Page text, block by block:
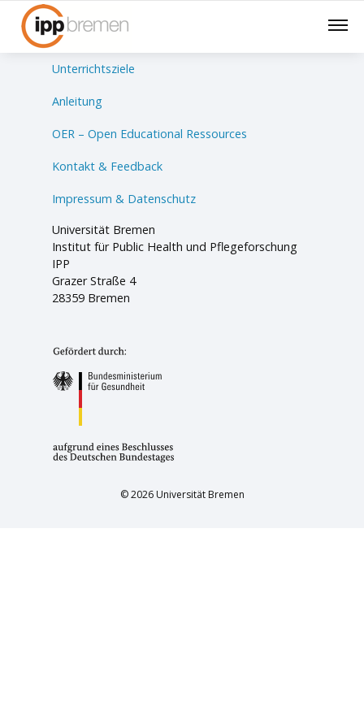
Lernsituationen
Unterrichtsziele
Anleitung
OER – Open Educational Ressources
Kontakt & Feedback
Impressum & Datenschutz
Universität Bremen
Institut für Public Health und Pflegeforschung
IPP
Grazer Straße 4
28359 Bremen
© 2026 Universität Bremen